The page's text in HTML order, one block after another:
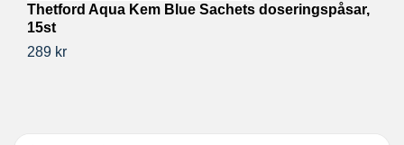
Thetford Aqua Kem Blue Sachets doseringspåsar,
15st
289 kr